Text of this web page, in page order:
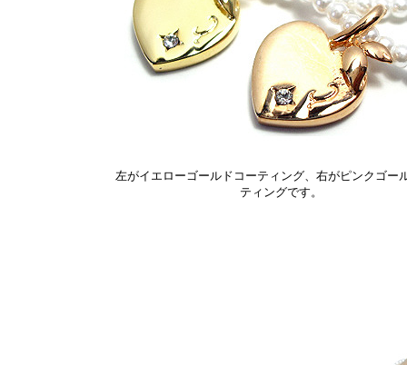
左がイエローゴールドコーティング、右がピンクゴー
ティングです。